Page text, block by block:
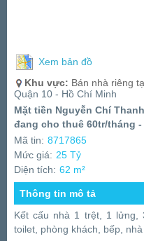
Xem bản đồ
Khu vực: Bán nhà riêng
Quận 10 - Hồ Chí Minh
Mặt tiền Nguyễn Chí
đang cho thuê 60tr/tháng
Mã tin: 8717865
Mức giá: 25 Tỷ
Diện tích: 62 m²
Thông tin mô tả
Kết cấu nhà 1 trệt, 1 lửng,
toilet, phòng khách, bếp,